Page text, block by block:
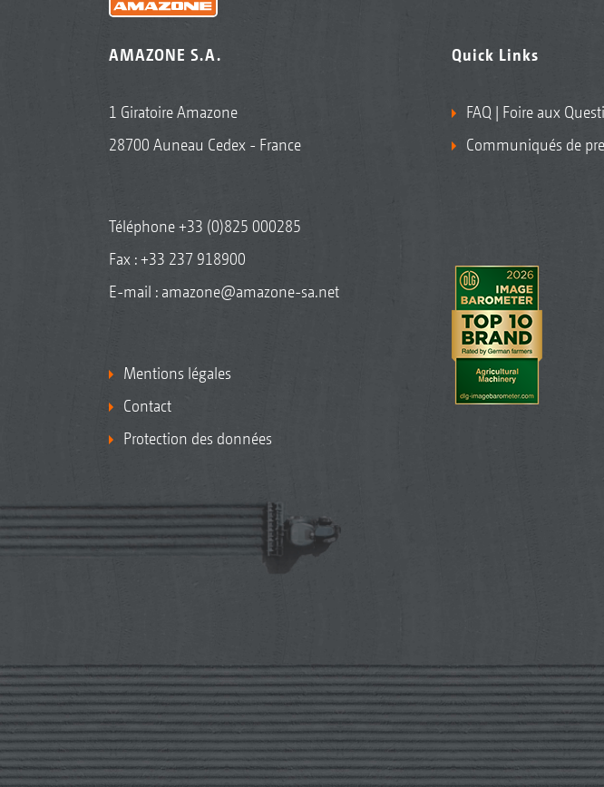
AMAZONE S.A.
1 Giratoire Amazone
28700 Auneau Cedex - France
Téléphone+33 (0)825 000285
Fax : +33 237 918900
E-mail : amazone@amazone-sa.net
Mentions légales
Contact
Protection des données
Quick Links
FAQ | Foire aux
Communiqués de